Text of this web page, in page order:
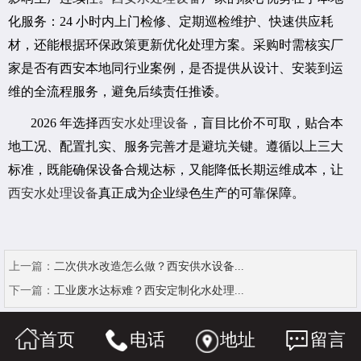
化服务：24 小时内上门检修、定期巡检维护、快速供应耗
材，还能根据环保政策更新优化处理方案。采购时需核实厂
家是否有西安本地同行业案例，是否提供从设计、安装到运
维的全流程服务，避免后续责任推诿。
2026 年选择西安水处理设备 ，盲目比价不可取，贴合本
地工况、配置扎实、服务完善才是避坑关键。遵循以上三大
标准，既能确保设备合规达标，又能降低长期运维成本，让
西安水处理设备真正成为企业绿色生产的可靠保障。
上一篇： 二次供水改造怎么做？西安供水设备...
下一篇： 工业废水达标难？西安定制化水处理...
首页 电话 地址 留言